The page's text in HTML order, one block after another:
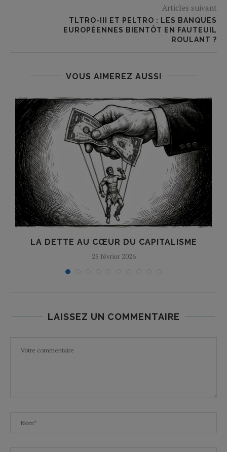
Articles suivant
TLTRO-III ET PELTRO : LES BANQUES
EUROPÉENNES BIENTÔT EN FAUTEUIL
ROULANT ?
VOUS AIMEREZ AUSSI
LA DETTE AU CŒUR DU CAPITALISME
25 février 2026
LAISSEZ UN COMMENTAIRE